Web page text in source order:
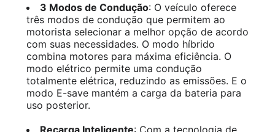
3 Modos de Condução: O veículo oferece
três modos de condução que permitem ao
motorista selecionar a melhor opção de acordo
com suas necessidades. O modo híbrido
combina motores para máxima eficiência. O
modo elétrico permite uma condução
totalmente elétrica, reduzindo as emissões. E o
modo E-save mantém a carga da bateria para
uso posterior.
Recarga Inteligente: Com a tecnologia de